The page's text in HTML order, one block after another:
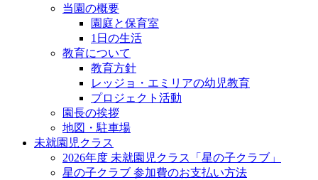
当園の概要
園庭と保育室
1日の生活
教育について
教育方針
レッジョ・エミリアの幼児教育
プロジェクト活動
園長の挨拶
地図・駐車場
未就園児クラス
2026年度 未就園児クラス「星の子クラブ」
星の子クラブ 参加費のお支払い方法